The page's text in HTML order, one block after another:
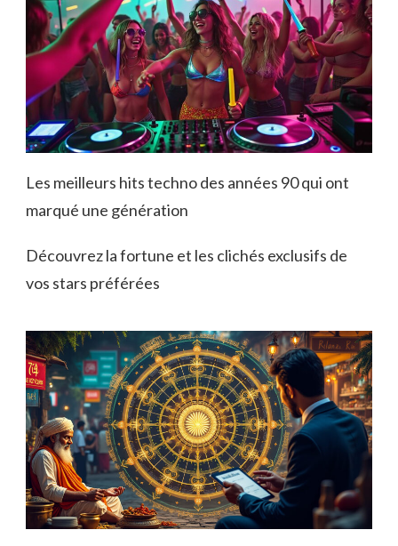
Les meilleurs hits techno des années 90 qui ont
marqué une génération
Découvrez la fortune et les clichés exclusifs de
vos stars préférées